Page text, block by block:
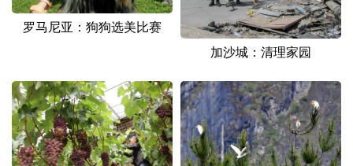
罗马尼亚：狗狗选美比赛
加沙城：清理家园